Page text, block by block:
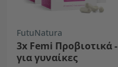
FutuNatura
3x Femi Προβιοτικά -
για γυναίκες